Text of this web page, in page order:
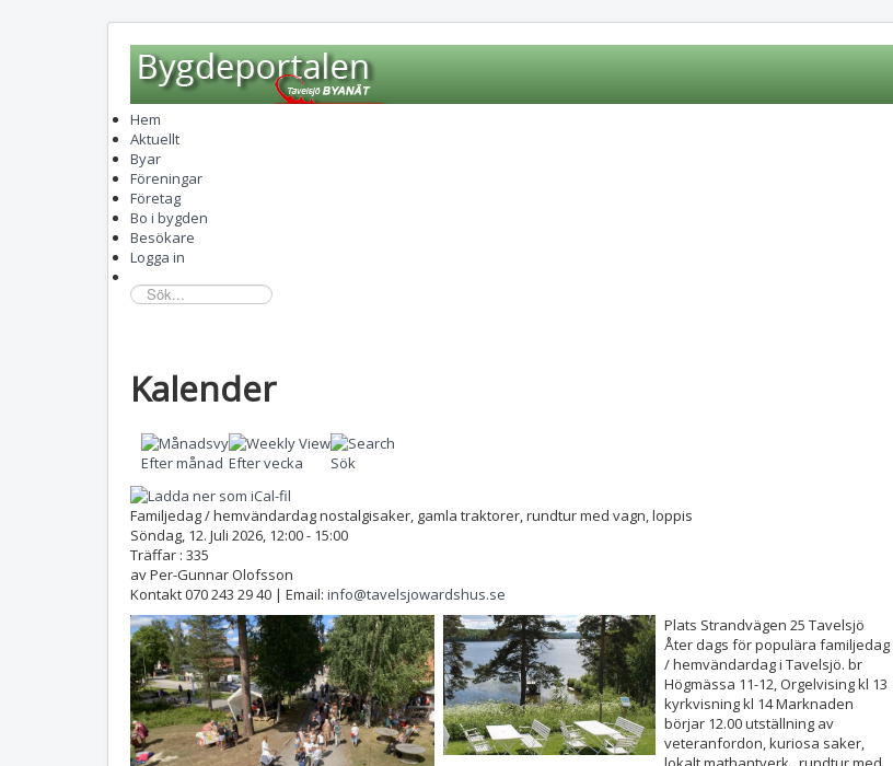
Hem
Aktuellt
Byar
Föreningar
Företag
Bo i bygden
Besökare
Logga in
sök...
Kalender
Efter månad Efter vecka Sök
Familjedag / hemvändardag nostalgisaker, gamla traktorer, rundtur med vagn, loppis
Söndag, 12. Juli 2026, 12:00 - 15:00
Träffar : 335
avPer-Gunnar Olofsson
Kontakt070 243 29 40 | Email: info@tavelsjowardshus.se
Plats Strandvägen 25 Tavelsjö
Åter dags för populära familjedag
/ hemvändardag i Tavelsjö. br
Högmässa 11-12, Orgelvising kl 13
kyrkvisning kl 14 Marknaden
börjar 12.00 utställning av
veteranfordon, kuriosa saker,